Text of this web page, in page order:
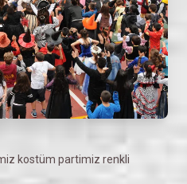
kostüm partimiz renkli